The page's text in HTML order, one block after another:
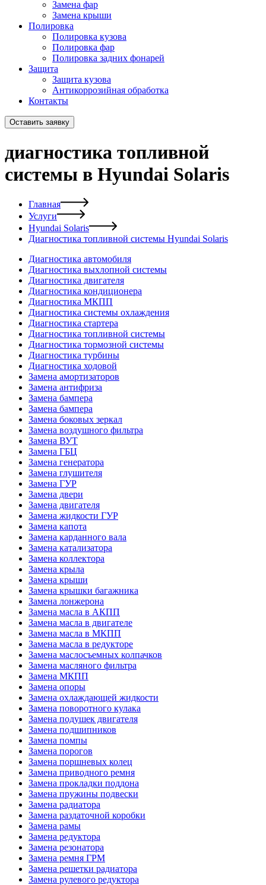
Замена фар
Замена крыши
Полировка
Полировка кузова
Полировка фар
Полировка задних фонарей
Защита
Защита кузова
Антикоррозийная обработка
Контакты
Оставить заявку
диагностика топливной
системы в Hyundai Solaris
Главная
Услуги
Hyundai Solaris
Диагностика топливной системы Hyundai Solaris
Диагностика автомобиля
Диагностика выхлопной системы
Диагностика двигателя
Диагностика кондиционера
Диагностика МКПП
Диагностика системы охлаждения
Диагностика стартера
Диагностика топливной системы
Диагностика тормозной системы
Диагностика турбины
Диагностика ходовой
Замена амортизаторов
Замена антифриза
Замена бампера
Замена бампера
Замена боковых зеркал
Замена воздушного фильтра
Замена ВУТ
Замена ГБЦ
Замена генератора
Замена глушителя
Замена ГУР
Замена двери
Замена двигателя
Замена жидкости ГУР
Замена капота
Замена карданного вала
Замена катализатора
Замена коллектора
Замена крыла
Замена крыши
Замена крышки багажника
Замена лонжерона
Замена масла в АКПП
Замена масла в двигателе
Замена масла в МКПП
Замена масла в редукторе
Замена маслосъемных колпачков
Замена масляного фильтра
Замена МКПП
Замена опоры
Замена охлаждающей жидкости
Замена поворотного кулака
Замена подушек двигателя
Замена подшипников
Замена помпы
Замена порогов
Замена поршневых колец
Замена приводного ремня
Замена прокладки поддона
Замена пружины подвески
Замена радиатора
Замена раздаточной коробки
Замена рамы
Замена редуктора
Замена резонатора
Замена ремня ГРМ
Замена решетки радиатора
Замена рулевого редуктора